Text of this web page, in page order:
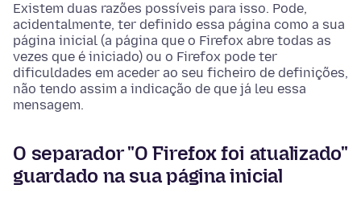
Existem duas razões possíveis para isso. Pode,
acidentalmente, ter definido essa página como a sua
página inicial (a página que o Firefox abre todas as
vezes que é iniciado) ou o Firefox pode ter
dificuldades em aceder ao seu ficheiro de definições,
não tendo assim a indicação de que já leu essa
mensagem.
O separador "O Firefox foi atualizado"
guardado na sua página inicial